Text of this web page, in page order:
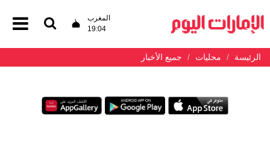
المغرب
19:04
الرئيسة محليات جميع الأخبار